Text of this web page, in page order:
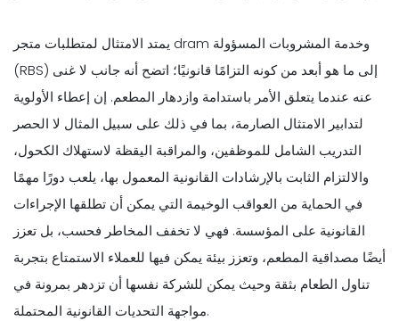
يمتد الامتثال لمتطلبات متجر dram وخدمة المشروبات المسؤولة
(RBS) إلى ما هو أبعد من كونه التزامًا قانونيًا؛ اتضح أنه جانب لا غنى
عنه عندما يتعلق الأمر باستدامة وازدهار المطعم. إن إعطاء الأولوية
لتدابير الامتثال الصارمة، بما في ذلك على سبيل المثال لا الحصر
التدريب الشامل للموظفين، والمراقبة اليقظة لاستهلاك الكحول،
والالتزام الثابت بالإرشادات القانونية المعمول بها، يلعب دورًا مهمًا
في الحماية من العواقب الوخيمة التي يمكن أن تطلقها الإجراءات
القانونية على المؤسسة. فهي لا تخفف المخاطر فحسب، بل تعزز
أيضًا مصداقية المطعم، وتعزز بيئة يمكن فيها للعملاء الاستمتاع بتجربة
تناول الطعام بثقة وحيث يمكن للشركة نفسها أن تزدهر بمرونة في
مواجهة التحديات القانونية المحتملة.